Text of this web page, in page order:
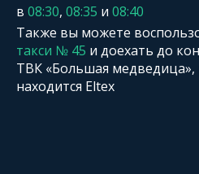
в 08:30, 08:35 и 08:40
Также вы можете
такси № 45 и доехать до
ТВК «Большая медведица»,
находится Eltex